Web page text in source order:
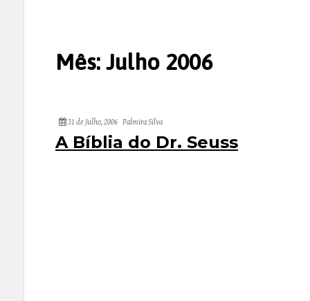
Mês: Julho 2006
31 de Julho, 2006 Palmira Silva
A Bíblia do Dr. Seuss